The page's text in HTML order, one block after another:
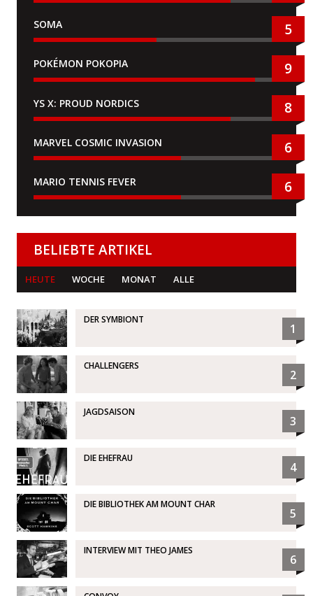
SOMA 5
POKÉMON POKOPIA 9
YS X: PROUD NORDICS 8
MARVEL COSMIC INVASION 6
MARIO TENNIS FEVER 6
BELIEBTE ARTIKEL
HEUTE WOCHE MONAT ALLE
DER SYMBIONT
1
CHALLENGERS
2
JAGDSAISON
3
DIE EHEFRAU
4
DIE BIBLIOTHEK AM MOUNT CHAR
5
INTERVIEW MIT THEO JAMES
6